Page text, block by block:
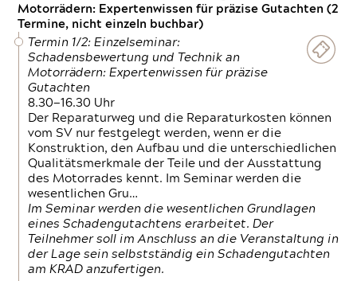
Motorrädern: Expertenwissen für präzise Gutachten (2
Termine, nicht einzeln buchbar)
Termin 1/2: Einzelseminar:
Schadensbewertung und Technik an
Motorrädern: Expertenwissen für präzise
Gutachten
8.30—16.30 Uhr
Der Reparaturweg und die Reparaturkosten können
vom SV nur festgelegt werden, wenn er die
Konstruktion, den Aufbau und die unterschiedlichen
Qualitätsmerkmale der Teile und der Ausstattung
des Motorrades kennt. Im Seminar werden die
wesentlichen Gru…
Im Seminar werden die wesentlichen Grundlagen
eines Schadengutachtens erarbeitet. Der
Teilnehmer soll im Anschluss an die Veranstaltung in
der Lage sein selbstständig ein Schadengutachten
am KRAD anzufertigen.